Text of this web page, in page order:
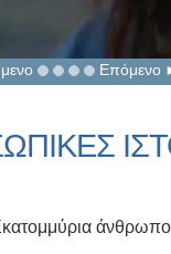
Επόμενο